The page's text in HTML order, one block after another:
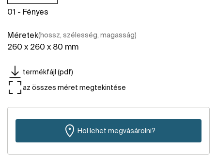
01 - Fényes
Méretek(hossz, szélesség, magasság)
260 x 260 x 80 mm
termékfájl (pdf)
az összes méret megtekintése
Hol lehet megvásárolni?